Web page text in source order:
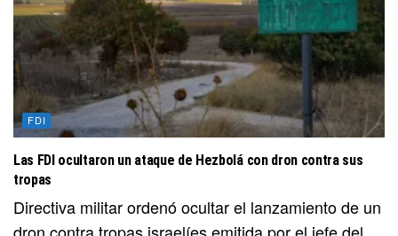
FDI
Las FDI ocultaron un ataque de Hezbolá con dron contra sus
tropas
Directiva militar ordenó ocultar el lanzamiento de un
dron contra tropas israelíes emitida por el jefe del